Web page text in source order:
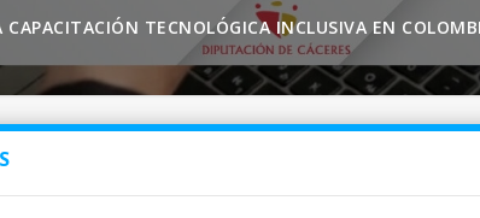
CAPACITACIÓN TECNOLÓGICA INCLUSIVA EN